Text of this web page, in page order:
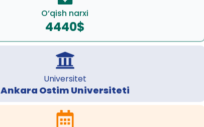
O‘qish narxi
4440$
Universitet
Ankara Ostim Universiteti